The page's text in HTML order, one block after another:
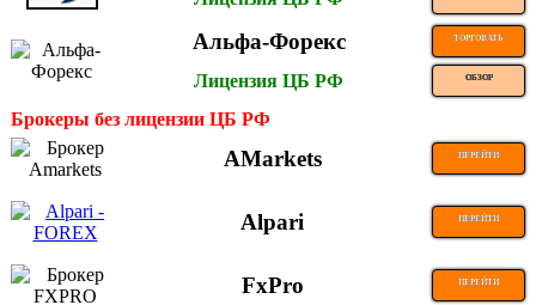
Альфа-Форекс ТОРГОВАТЬ
Лицензия ЦБ РФ ОБЗОР
Брокеры без лицензии ЦБ РФ
AMarkets ПЕРЕЙТИ
Alpari ПЕРЕЙТИ
FxPro ПЕРЕЙТИ